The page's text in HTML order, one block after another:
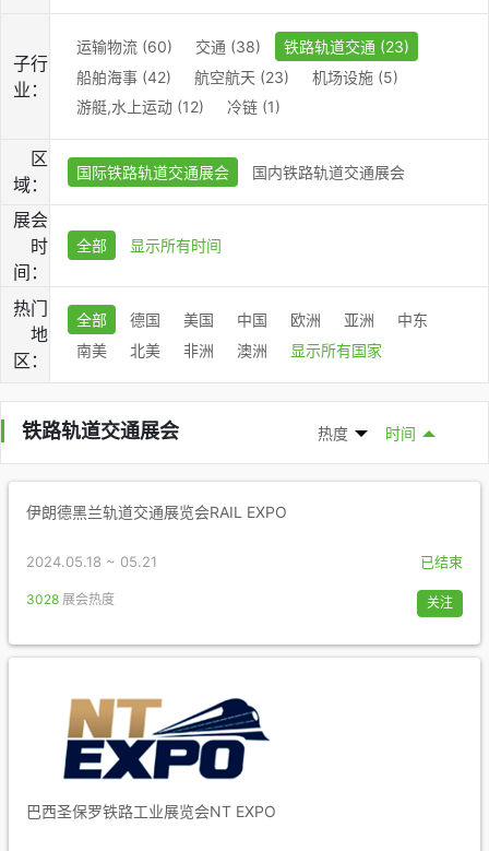
子行
业：
运输物流 (60) 交通 (38)
铁路轨道交通 (23)
船舶海事 (42)
航空航天 (23)
机场设施 (5)
游艇,水上运动 (12)
冷链 (1)
区
域：
国际铁路轨道交通展会 国内铁路轨道交通展会
展会
时
间：
全部 显示所有时间
热门
地
区：
全部 德国 美国 中国 欧洲 亚洲
中东
南美
北美 非洲 澳洲 显示所有国家
铁路轨道交通展会 热度 时间
伊朗德黑兰轨道交通展览会RAIL EXPO
2024.05.18 ~ 05.21 已结束
3028 展会热度 关注
巴西圣保罗铁路工业展览会NT EXPO